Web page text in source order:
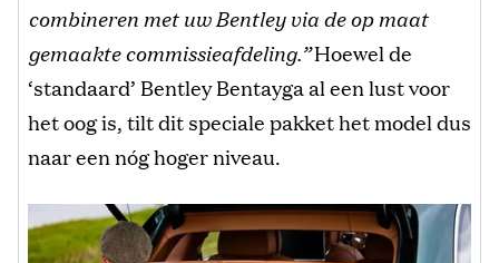
combineren met uw Bentley via de op maat
gemaakte commissieafdeling.”Hoewel de
‘standaard’ Bentley Bentayga al een lust voor
het oog is, tilt dit speciale pakket het model dus
naar een nóg hoger niveau.